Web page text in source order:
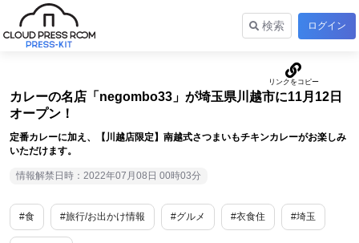
検索 ログイン
カレーの名店「negombo33」が埼玉県川越市に11月12日
オープン！
定番カレーに加え、【川越店限定】南越式さつまいもチキンカレーがお楽しみ
いただけます。
情報解禁日時：2022年07月08日 00時03分
#食 #旅行/お出かけ情報 #グルメ #衣食住 #埼玉